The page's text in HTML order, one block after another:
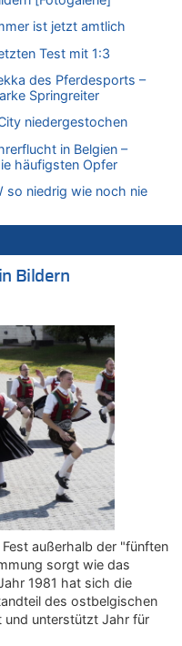
Wer steckt hinter den
Wer steckt hinter den
Wer steckt hinter den
ist jetzt amtlich
niedrig wie noch nie
Bernhard von Sinnen zu
in Marcinelle – Meloni:
Geste“
Eimerscheid zu
in Marcinelle – Meloni:
Geste“
Bernhard von Sinnen zu
Energieproduktion
Wer steckt hinter den
und gewinnt
ist jetzt amtlich
Test mit 1:3
des Pferdesports –
Springreiter
niedergestochen
in Belgien –
häufigsten Opfer
so niedrig wie noch nie
Bildern
außerhalb der "fünften
sorgt wie das
1981 hat sich die
des ostbelgischen
und unterstützt Jahr für